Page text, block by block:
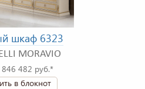
шкаф 6323
MORAVIO
482 руб.*
в блокнот